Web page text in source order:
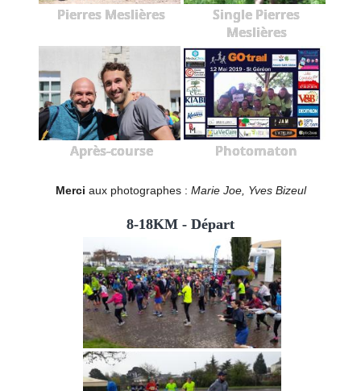
Pierres Meslières
Single Pierres
Meslières
Après-course Photomaton
Merci aux photographes : Marie Joe, Yves Bizeul
8-18KM - Départ